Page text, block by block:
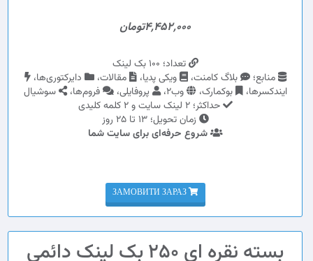
4,452,000تومان
تعداد؛ 100 بک لینک
منابع؛
بلاگ کامنت، ویکی پدیا، مقالات،
دایرکتوری‌ها،
ایندکسرها،
بوکمارک، وب2، پروفایلی، فروم‌ها،
سوشیال
حداکثر؛ 2 لینک سایت و 2 کلمه کلیدی
زمان تحویل؛ 13 تا 25 روز
شروع حرفه‌ای برای سایت شما
ЗАМОВИТИ ЗАРАЗ
بسته نقره ای 250 بک لینک دائمی